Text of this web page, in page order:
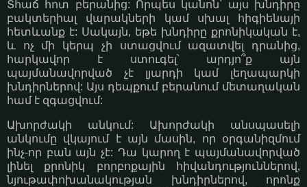
Տհաճ հոտ բերանից: Որպես կանոն՝ այս խնդիրը
բակտերիալ վարակների կամ սխալ հիգիենայի
հետևանք է: Սակայն, եթե խնդիրը քրոնիկական է,
և ոչ մի կերպ չի ստացվում ազատվել դրանից,
հարկավոր է ստուգել՝ արդյո՞ք այն
պայմանավորված չէ լյարդի կամ լեղապարկի
խնդիրներով: Այս դեպքում բերանում մետաղական
համ է զգացվում:
Ախորժակի անկում: Ախորժակի անսպասելի
անկումը վկայում է այն մասին, որ օրգանիզմում
ինչ-որ բան այն չէ: Դա կարող է պայմանավորված
լինել քրոնիկ բորբոքային հիվանդություններով,
նյութափոխանակության խնդիրներով, որոնք